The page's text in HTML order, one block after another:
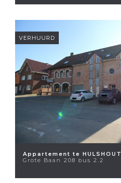
VERHUURD
Appartement te HULSHOUT
Grote Baan 208 bus 2.2